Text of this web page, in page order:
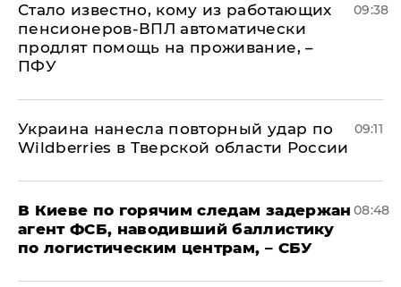
Стало известно, кому из работающих
пенсионеров-ВПЛ автоматически
продлят помощь на проживание, –
ПФУ
09:38
Украина нанесла повторный удар по
Wildberries в Тверской области России
09:11
В Киеве по горячим следам задержан
агент ФСБ, наводивший баллистику
по логистическим центрам, – СБУ
08:48